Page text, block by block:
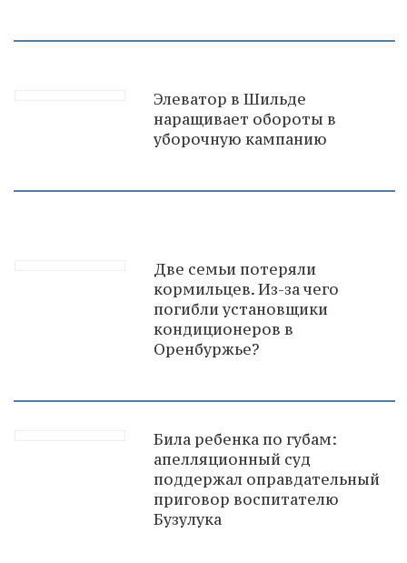
Элеватор в Шильде
наращивает обороты в
уборочную кампанию
Две семьи потеряли
кормильцев. Из-за чего
погибли установщики
кондиционеров в
Оренбуржье?
Била ребенка по губам:
апелляционный суд
поддержал оправдательный
приговор воспитателю
Бузулука